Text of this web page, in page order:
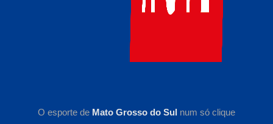
O esporte de Mato Grosso do Sul num só clique